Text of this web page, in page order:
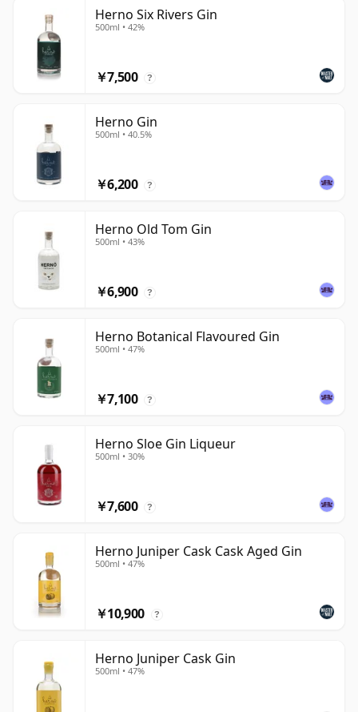
Herno Six Rivers Gin
500ml • 42%
￥7,500 ?
Herno Gin
500ml • 40.5%
￥6,200 ?
Herno Old Tom Gin
500ml • 43%
￥6,900 ?
Herno Botanical Flavoured Gin
500ml • 47%
￥7,100 ?
Herno Sloe Gin Liqueur
500ml • 30%
￥7,600 ?
Herno Juniper Cask Cask Aged Gin
500ml • 47%
￥10,900 ?
Herno Juniper Cask Gin
500ml • 47%